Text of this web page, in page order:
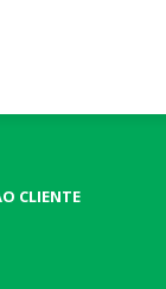
CLIENTE